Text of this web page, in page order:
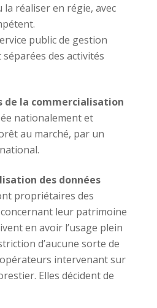
réaliser en régie, avec
public de gestion
des activités
de la commercialisation
nationalement et
au marché, par un
des données
propriétaires des
leur patrimoine
en avoir l’usage plein
d’aucune sorte de
intervenant sur
Elles décident de